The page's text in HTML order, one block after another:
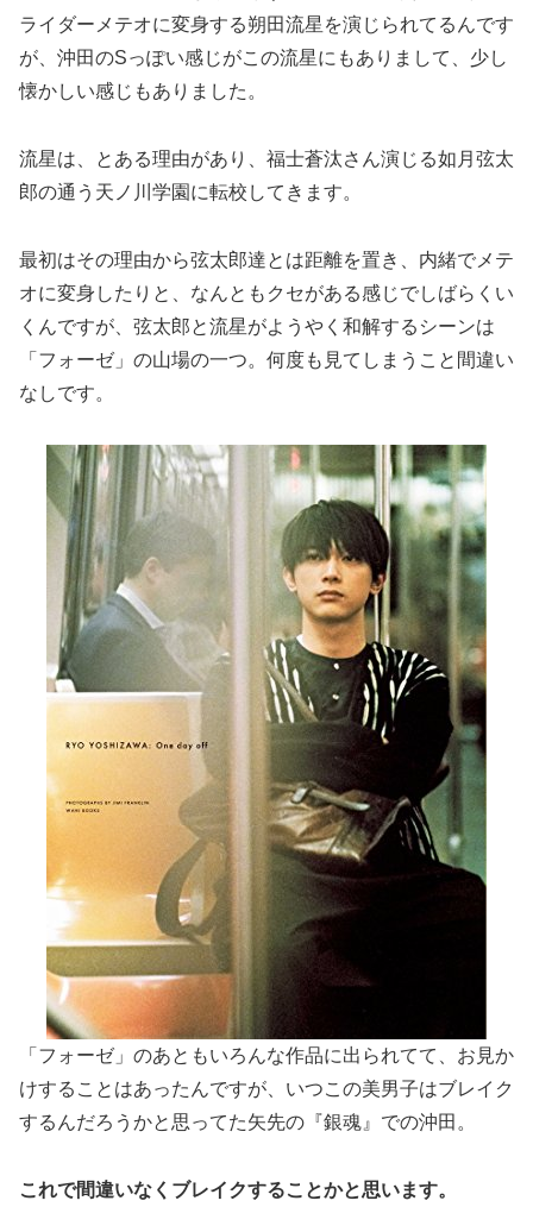
ライダーメテオに変身する朔田流星を演じられてるんです
が、沖田のSっぽい感じがこの流星にもありまして、少し
懐かしい感じもありました。
流星は、とある理由があり、福士蒼汰さん演じる如月弦太
郎の通う天ノ川学園に転校してきます。
最初はその理由から弦太郎達とは距離を置き、内緒でメテ
オに変身したりと、なんともクセがある感じでしばらくい
くんですが、弦太郎と流星がようやく和解するシーンは
「フォーゼ」の山場の一つ。何度も見てしまうこと間違い
なしです。
「フォーゼ」のあともいろんな作品に出られてて、お見か
けすることはあったんですが、いつこの美男子はブレイク
するんだろうかと思ってた矢先の『銀魂』での沖田。
これで間違いなくブレイクすることかと思います。